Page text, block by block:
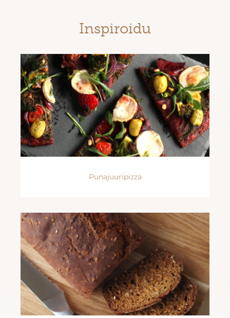
Inspiroidu
Punajuuripizza